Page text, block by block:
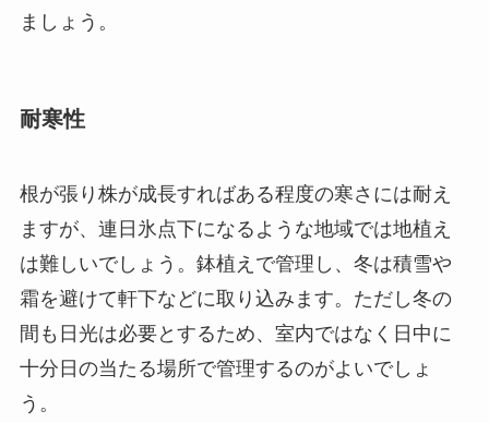
ましょう。
耐寒性
根が張り株が成長すればある程度の寒さには耐え
ますが、連日氷点下になるような地域では地植え
は難しいでしょう。鉢植えで管理し、冬は積雪や
霜を避けて軒下などに取り込みます。ただし冬の
間も日光は必要とするため、室内ではなく日中に
十分日の当たる場所で管理するのがよいでしょ
う。